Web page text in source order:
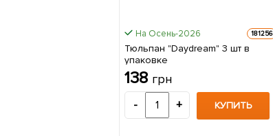
На Осень-2026 181256
Тюльпан "Daydream" 3 шт в
упаковке
138 грн
- + КУПИТЬ